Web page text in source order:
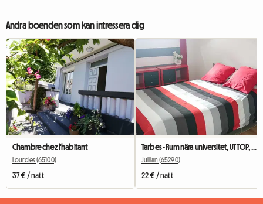
Andra boenden som kan intressera dig
Chambre chez l'habitant
Lourdes (65100)
37 € / natt
Juillan (65290)
22 € / natt